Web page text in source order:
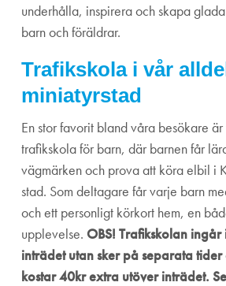
underhålla, inspirera och skapa
barn och föräldrar.
Trafikskola i vår
miniatyrstad
En stor favorit bland våra besökare
trafikskola för barn, där barnen får
vägmärken och prova att köra elbil i
stad. Som deltagare får varje barn
och ett personligt körkort hem, en
upplevelse. OBS! Trafikskolan ingår
inträdet utan sker på separata
kostar 40kr extra utöver inträdet.